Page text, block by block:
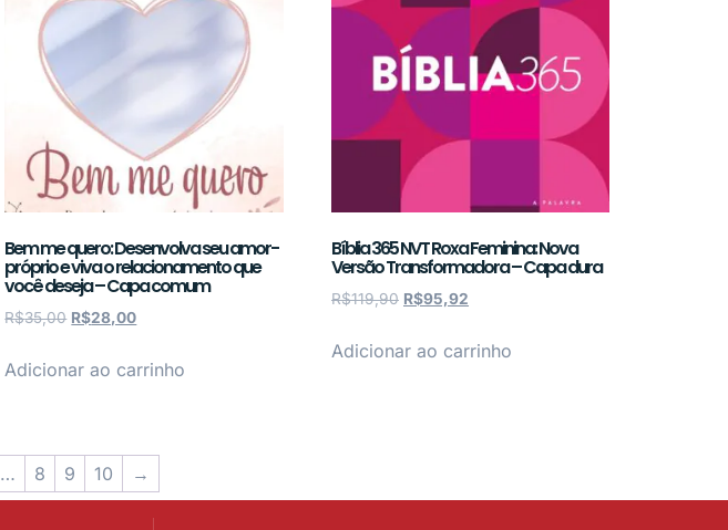
Bem me quero: Desenvolva seu amor-
próprio e viva o relacionamento que
você deseja – Capa comum
R$35,00 R$28,00
Adicionar ao carrinho
Bíblia 365 NVT Roxa Feminina: Nova
Versão Transformadora – Capa dura
R$119,90 R$95,92
Adicionar ao carrinho
… 8 9 10 →